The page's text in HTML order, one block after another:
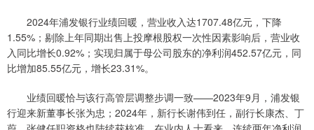
2024年浦发银行业绩回暖，营业收入达1707.48亿元，下降
1.55%；剔除上年同期出售上投摩根股权一次性因素影响后，营业收
入同比增长0.92%；实现归属于母公司股东的净利润452.57亿元，同
比增加85.55亿元，增长23.31%。
业绩回暖恰与该行高管层调整步调一致——2023年9月，浦发银
行迎来新董事长张为忠；2024年，新行长谢伟到任，副行长康杰、丁